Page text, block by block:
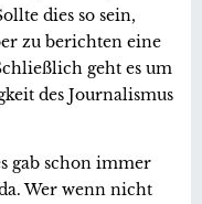
dies so sein,
zu berichten eine
geht es um
des Journalismus
gab schon immer
Wer wenn nicht